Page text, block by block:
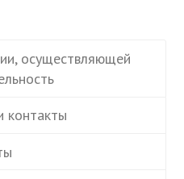
осуществляющей
контакты